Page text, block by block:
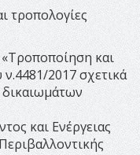
τροπολογίες
και
2017 σχετικά
δικαιωμάτων
και Ενέργειας